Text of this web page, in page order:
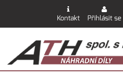
Kontakt Přihlásit se